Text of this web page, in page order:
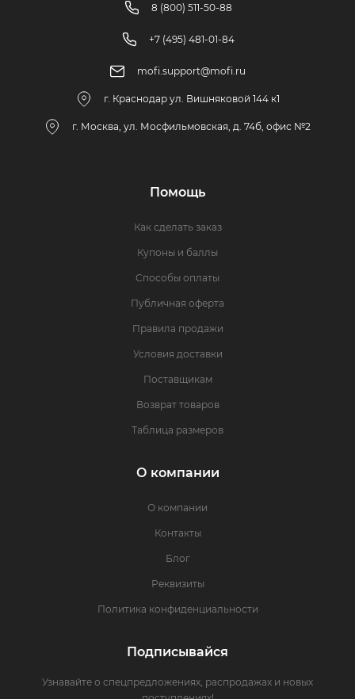
8 (800) 511-50-88
+7 (495) 481-01-84
mofi.support@mofi.ru
г. Краснодар ул. Вишняковой 144 к1
г. Москва, ул. Мосфильмовская, д. 74б, офис №2
Помощь
Как сделать заказ
Купоны и баллы
Способы оплаты
Публичная оферта
Правила продажи
Условия доставки
Поставщикам
Возврат товаров
Таблица размеров
О компании
О компании
Контакты
Блог
Реквизиты
Политика конфиденциальности
Подписывайся
Узнавайте о спецпредложениях, распродажах и новых